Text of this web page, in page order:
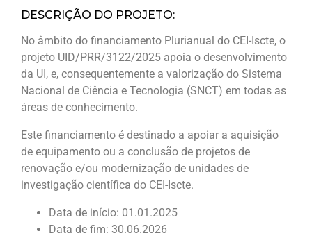
DESCRIÇÃO DO PROJETO:
No âmbito do financiamento Plurianual do CEI-Iscte, o
projeto UID/PRR/3122/2025 apoia o desenvolvimento
da UI, e, consequentemente a valorização do Sistema
Nacional de Ciência e Tecnologia (SNCT) em todas as
áreas de conhecimento.
Este financiamento é destinado a apoiar a aquisição
de equipamento ou a conclusão de projetos de
renovação e/ou modernização de unidades de
investigação científica do CEI-Iscte.
Data de início: 01.01.2025
Data de fim: 30.06.2026